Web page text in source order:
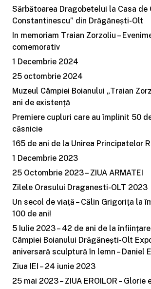
Sărbătoarea Dragobetelui la Casa de
Constantinescu” din Drăgănești-Olt
In memoriam Traian Zorzoliu –
comemorativ
1 Decembrie 2024
25 octombrie 2024
Muzeul Câmpiei Boianului „Traian
ani de existență
Premiere cupluri care au împlinit 50
căsnicie
165 de ani de la Unirea Principatelor
1 Decembrie 2023
25 Octombrie 2023 – ZIUA ARMATEI
Zilele Orasului Draganesti-OLT 2023
Un secol de viață – Călin Grigorița la
100 de ani!
5 Iulie 2023 – 42 de ani de la
Câmpiei Boianului Drăgănești-Olt
aniversară sculptură în lemn – Daniel
Ziua IEI – 24 iunie 2023
25 mai 2023 – ZIUA EROILOR –